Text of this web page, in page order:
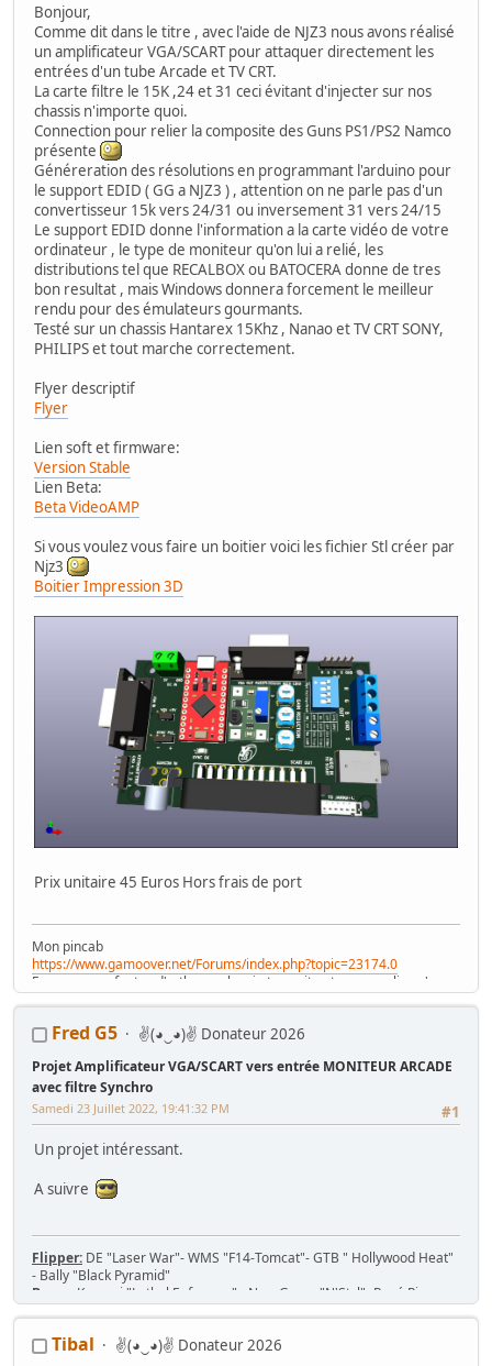
Bonjour,
Comme dit dans le titre , avec l'aide de NJZ3 nous avons réalisé
un amplificateur VGA/SCART pour attaquer directement les
entrées d'un tube Arcade et TV CRT.
La carte filtre le 15K ,24 et 31 ceci évitant d'injecter sur nos
chassis n'importe quoi.
Connection pour relier la composite des Guns PS1/PS2 Namco
présente
Généreration des résolutions en programmant l'arduino pour
le support EDID ( GG a NJZ3 ) , attention on ne parle pas d'un
convertisseur 15k vers 24/31 ou inversement 31 vers 24/15
Le support EDID donne l'information a la carte vidéo de votre
ordinateur , le type de moniteur qu'on lui a relié, les
distributions tel que RECALBOX ou BATOCERA donne de tres
bon resultat , mais Windows donnera forcement le meilleur
rendu pour des émulateurs gourmants.
Testé sur un chassis Hantarex 15Khz , Nanao et TV CRT SONY,
PHILIPS et tout marche correctement.
Flyer descriptif
Flyer
Lien soft et firmware:
Version Stable
Lien Beta:
Beta VideoAMP
Si vous voulez vous faire un boitier voici les fichier Stl créer par
Njz3
Boitier Impression 3D
Prix unitaire 45 Euros Hors frais de port
Mon pincab
https://www.gamoover.net/Forums/index.php?topic=23174.0
Excusez mes fautes d'orthographe , je tape vite et ne me relis qu'en
diagonale , mais j'espère ne pas être le pire
Fred G5 ✌(◕‿◕)✌ Donateur 2026
Projet Amplificateur VGA/SCART vers entrée MONITEUR ARCADE
avec filtre Synchro
#1
Samedi 23 Juillet 2022, 19:41:32 PM
Un projet intéressant.
A suivre
Flipper: DE "Laser War"- WMS "F14-Tomcat"- GTB " Hollywood Heat"
- Bally "Black Pyramid"
Borne:
Konami "Lethal Enforcers" - New Game "N'Styl"- René Pierre
1982 - Jeutel Neo Geo 16/9 - Simulateur Twin Konami "Midnight Run
Jeu/Système de jeu:53 PCB Jamma, 7 cartouches MVS, slot Neo-Geo
Tibal ✌(◕‿◕)✌ Donateur 2026